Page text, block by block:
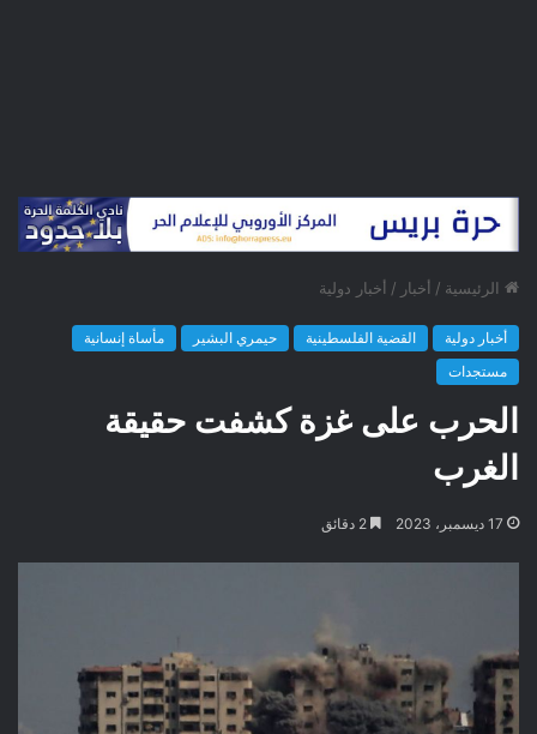
الرئيسية / أخبار / أخبار دولية
أخبار دولية القضية الفلسطينية حيمري البشير
مأساة إنسانية
مستجدات
الحرب على غزة كشفت حقيقة
الغرب
17 ديسمبر، 2023